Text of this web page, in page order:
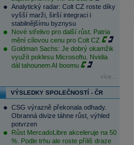
Analytický radar: Colt CZ roste díky
vyšší marži, širší integraci i
stabilnějšímu byznysu
Nové střelivo pro další růst. Patria
mění cílovou cenu pro Colt CZ
Goldman Sachs: Je dobrý okamžik
využít poklesu Microsoftu. Nvidia
dál tahounem AI boomu
více...
VÝSLEDKY SPOLEČNOSTÍ - ČR
CSG výrazně překonala odhady.
Obranná divize táhne růst, výhled
potvrzen
Růst MercadoLibre akceleruje na 50
%. Podle trhu ale roste příliš draze